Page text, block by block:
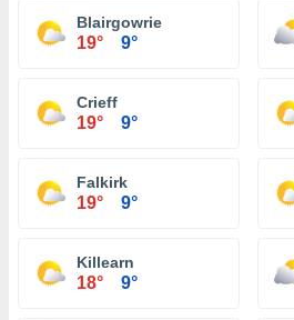
Blairgowrie
19° 9°
Crieff
19° 9°
Falkirk
19° 9°
Killearn
18° 9°